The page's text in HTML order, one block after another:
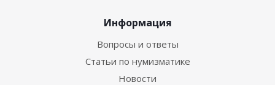
Информация
Вопросы и ответы
Статьи по нумизматике
Новости